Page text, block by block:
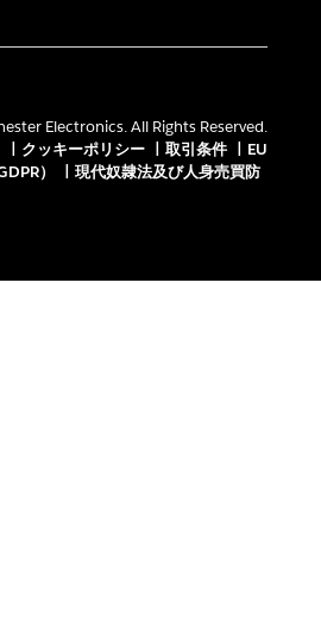
Electronics. All Rights Reserved.
クッキーポリシー 取引条件
EU
）
現代奴隷法及び人身売買防